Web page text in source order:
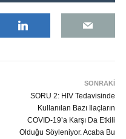
SONRAKİ
SORU 2: HIV Tedavisinde
Kullanılan Bazı Ilaçların
COVID-19’a Karşı Da Etkili
Olduğu Söyleniyor. Acaba Bu